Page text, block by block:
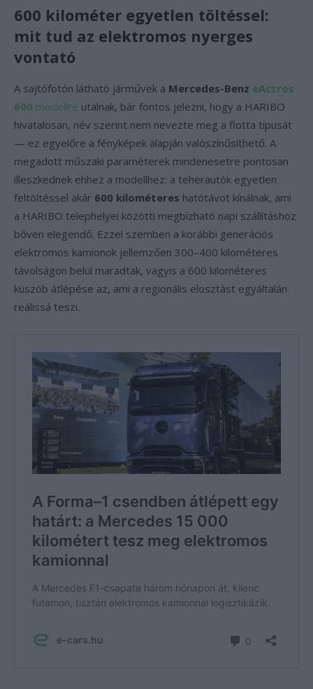
600 kilométer egyetlen töltéssel:
mit tud az elektromos nyerges
vontató
A sajtófotón látható járművek a Mercedes-Benz eActros
600 modellre utalnak, bár fontos jelezni, hogy a HARIBO
hivatalosan, név szerint nem nevezte meg a flotta típusát
— ez egyelőre a fényképek alapján valószínűsíthető. A
megadott műszaki paraméterek mindenesetre pontosan
illeszkednek ehhez a modellhez: a teherautók egyetlen
feltöltéssel akár 600 kilométeres hatótávot kínálnak, ami
a HARIBO telephelyei közötti megbízható napi szállításhoz
bőven elegendő. Ezzel szemben a korábbi generációs
elektromos kamionok jellemzően 300–400 kilométeres
távolságon belül maradtak, vagyis a 600 kilométeres
küszöb átlépése az, ami a regionális elosztást egyáltalán
reálissá teszi.